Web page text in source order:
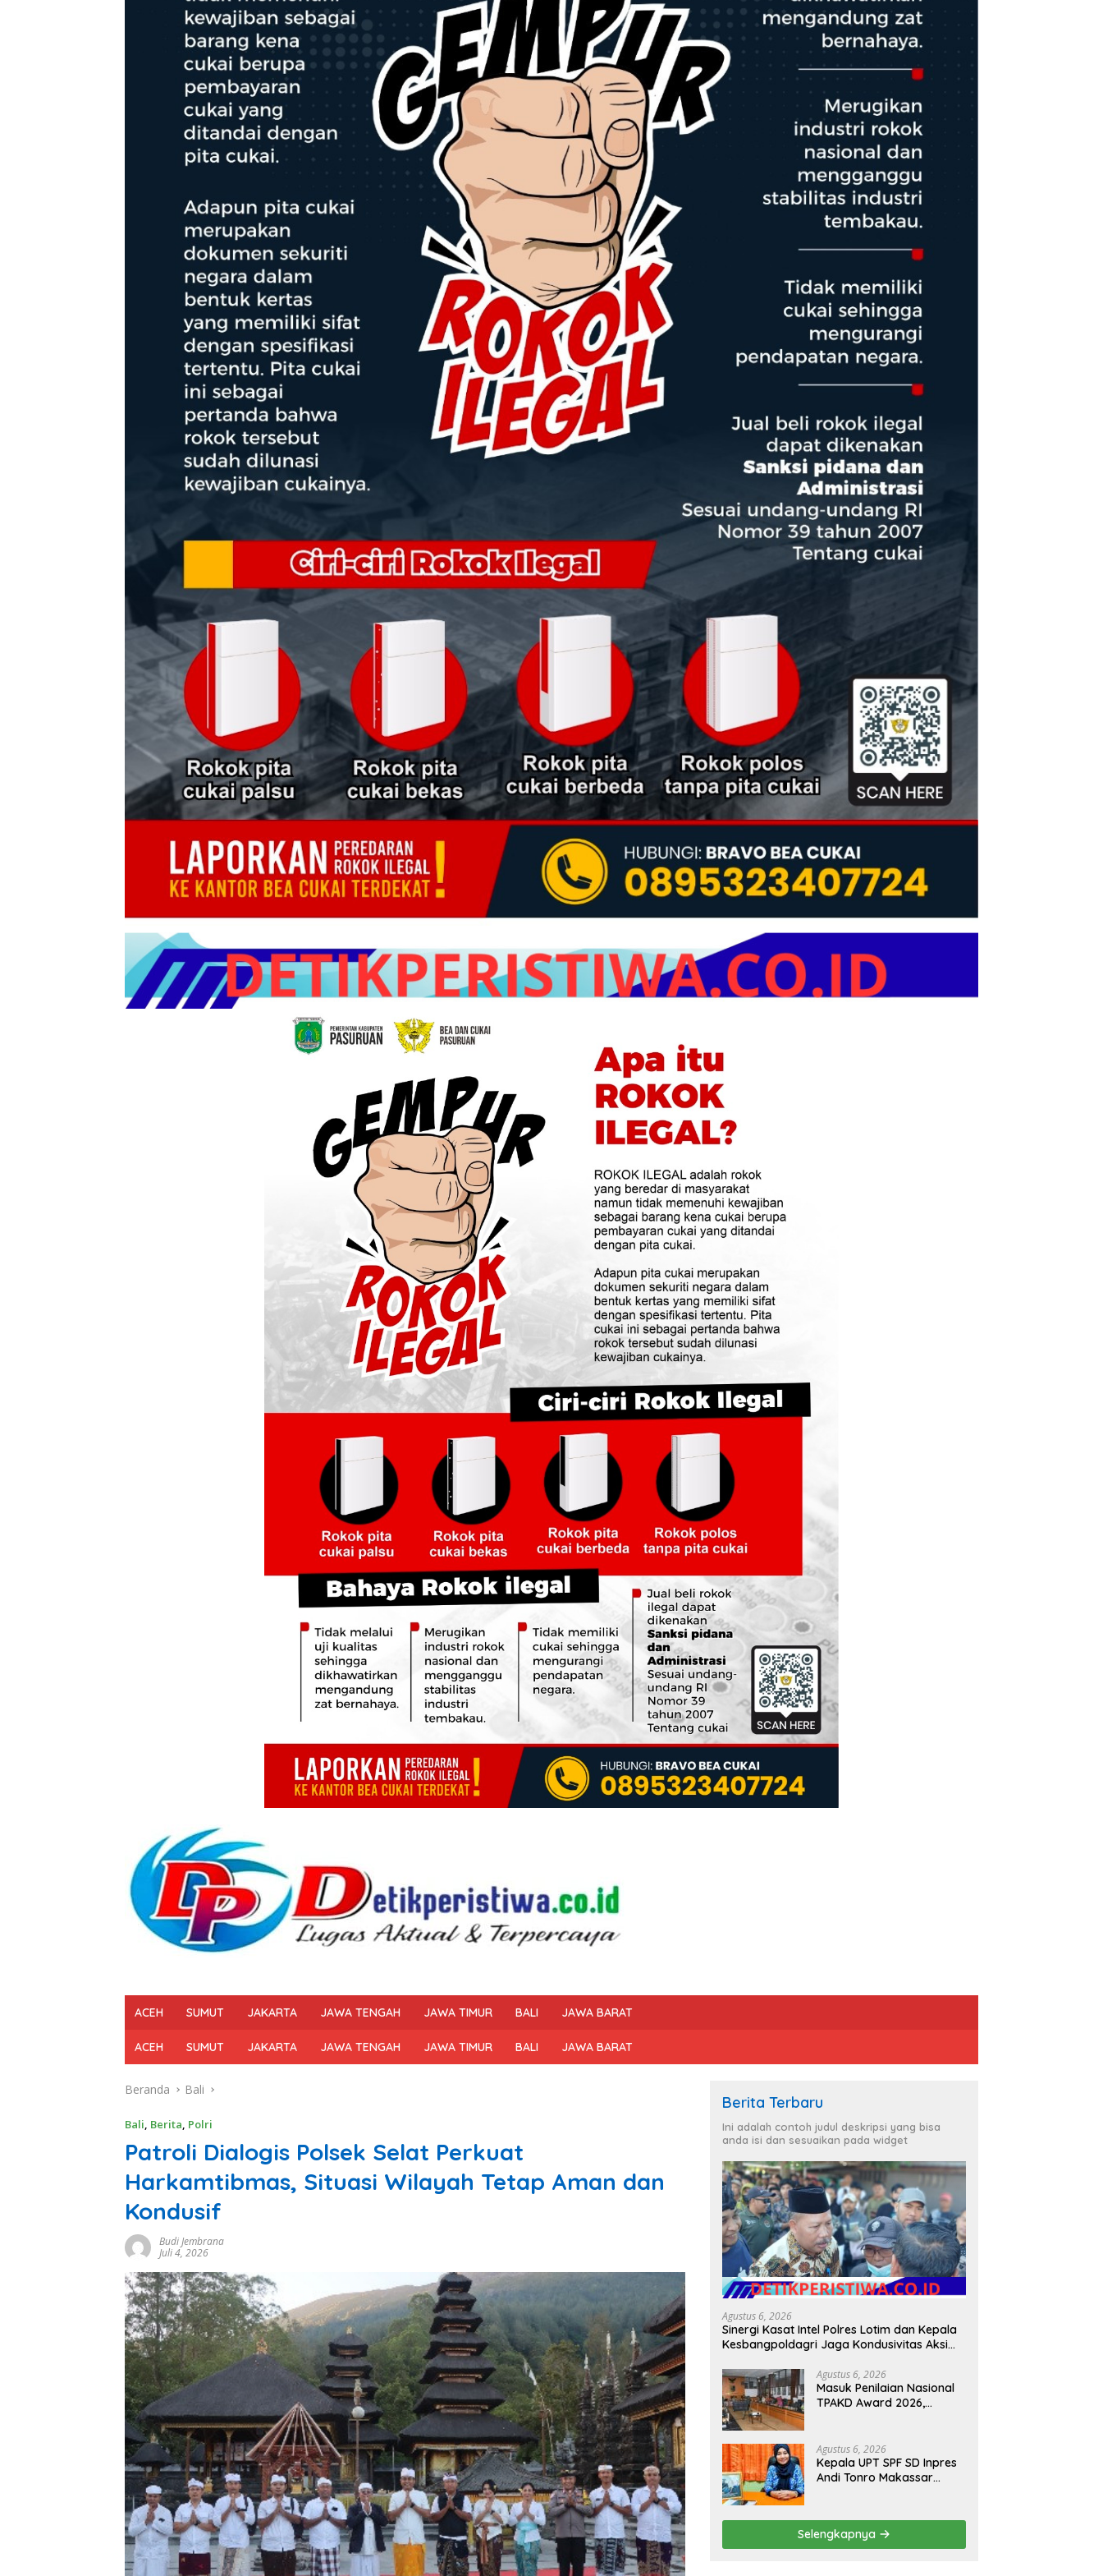
ACEH SUMUT JAKARTA JAWA TENGAH JAWA TIMUR BALI JAWA BARAT
ACEH SUMUT JAKARTA JAWA TENGAH JAWA TIMUR BALI JAWA BARAT
Beranda Bali
Bali, Berita, Polri
Patroli Dialogis Polsek Selat Perkuat
Harkamtibmas, Situasi Wilayah Tetap Aman dan
Kondusif
Budi Jembrana
Juli 4, 2026
Berita Terbaru
Ini adalah contoh judul deskripsi yang bisa
anda isi dan sesuaikan pada widget
Agustus 6, 2026
Sinergi Kasat Intel Polres Lotim dan Kepala
Kesbangpoldagri Jaga Kondusivitas Aksi
Agustus 6, 2026
Masuk Penilaian Nasional
TPAKD Award 2026,
untuk Dongkrak
Kesejahteraan Warga
Agustus 6, 2026
Kepala UPT SPF SD Inpres
Andi Tonro Makassar
Sekolah
Selengkapnya